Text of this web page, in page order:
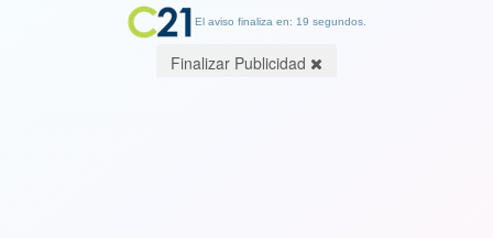
El aviso finaliza en: 19 segundos.
Finalizar Publicidad